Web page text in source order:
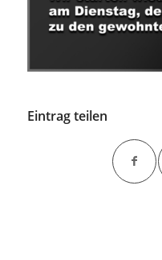
Eintrag teilen